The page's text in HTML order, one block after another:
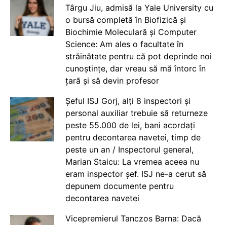
Târgu Jiu, admisă la Yale University cu
o bursă completă în Biofizică și
Biochimie Moleculară și Computer
Science: Am ales o facultate în
străinătate pentru că pot deprinde noi
cunoștințe, dar vreau să mă întorc în
țară și să devin profesor
Șeful ISJ Gorj, alți 8 inspectori și
personal auxiliar trebuie să returneze
peste 55.000 de lei, bani acordați
pentru decontarea navetei, timp de
peste un an / Inspectorul general,
Marian Staicu: La vremea aceea nu
eram inspector șef. ISJ ne-a cerut să
depunem documente pentru
decontarea navetei
Vicepremierul Tanczos Barna: Dacă